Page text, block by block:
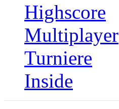
Highscore
Multiplayer
Turniere
Inside